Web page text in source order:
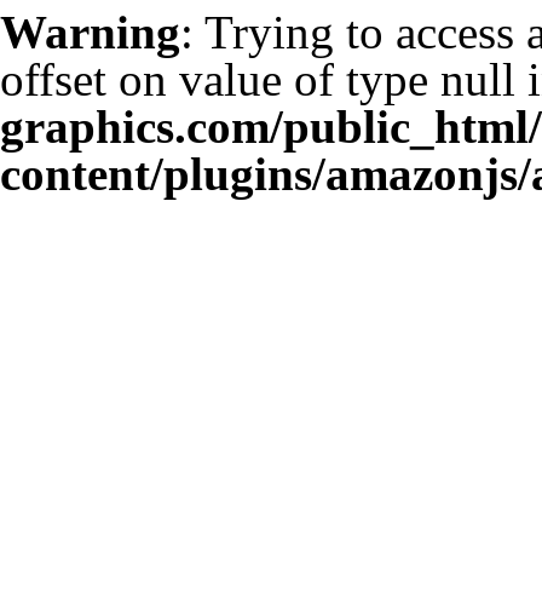
Warning: Trying to access
offset on value of type null
graphics.com/
content/plugins/